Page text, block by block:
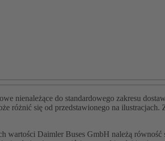
nienależące do standardowego zakresu
różnić się od przedstawionego na
wartości Daimler Buses GmbH należą